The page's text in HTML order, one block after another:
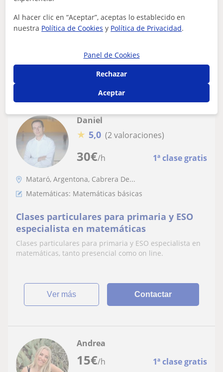
presencial
clases de matemáticas, física, química e inglés (poseo
certificado C1). Explico las...
30€/h 1ª clase gratis
Daniel
★ 5,0 (2 valoraciones)
Mataró, Argentona, Cabrera De...
Matemáticas: Matemáticas básicas
Clases particulares para primaria y ESO
especialista en matemáticas
Clases particulares para primaria y ESO especialista en
matemáticas, tanto presencial como on line.
ver más Contactar
15€/h 1ª clase gratis
Andrea
Al hacer clic en “Aceptar”, aceptas lo establecido en
nuestra Política de Cookies y Política de Privacidad.
Panel de Cookies
Rechazar
Aceptar